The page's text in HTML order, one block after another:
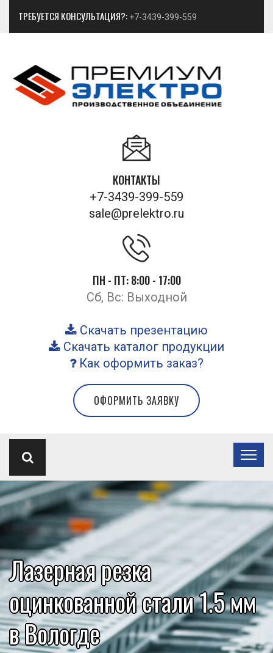
ТРЕБУЕТСЯ КОНСУЛЬТАЦИЯ?: +7-3439-399-559
КОНТАКТЫ
+7-3439-399-559
sale@prelektro.ru
ПН - ПТ: 8:00 - 17:00
Сб, Вс: Выходной
Скачать презентацию
Скачать каталог продукции
Как оформить заказ?
ОФОРМИТЬ ЗАЯВКУ
Лазерная резка
оцинкованной стали 1.5 мм
в Вологде